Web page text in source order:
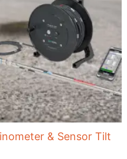
& Sensor Tilt